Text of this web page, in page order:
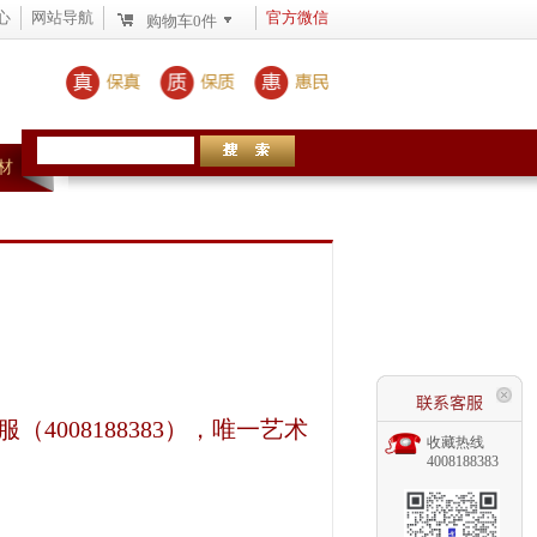
网站导航 购物车0件 官方微信
（4008188383），唯一艺术
收藏热线
4008188383